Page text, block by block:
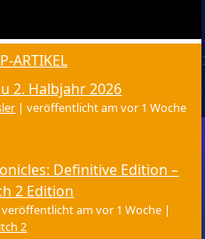
ARTIKEL
2. Halbjahr 2026
|veröffentlicht am vor 1 Woche
Definitive Edition –
2 Edition
veröffentlicht am vor 1 Woche |
2